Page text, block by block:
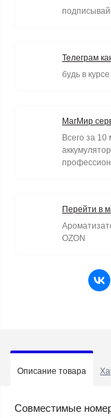
Телеграм
будь в
МагМир
Всего за
Перейти в
OZON
Описание товара
Совместимые